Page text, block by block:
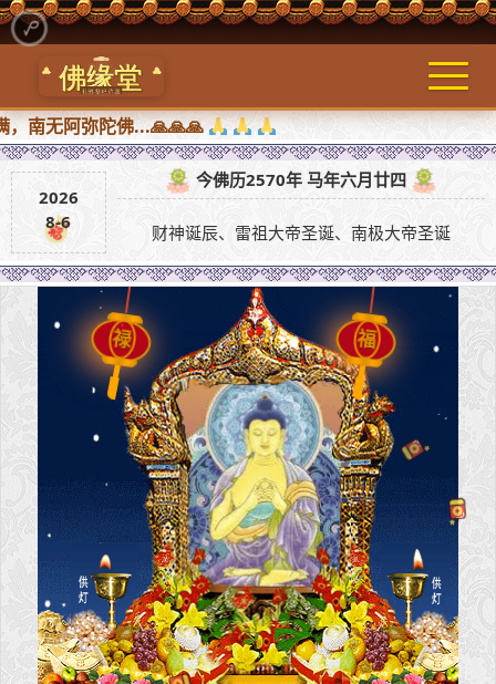
南无阿弥陀佛...🙏🙏🙏
2026
8-6
今佛历2570年 马年六月廿四
财神诞辰、雷祖大帝圣诞、南极大帝圣诞
福
禄